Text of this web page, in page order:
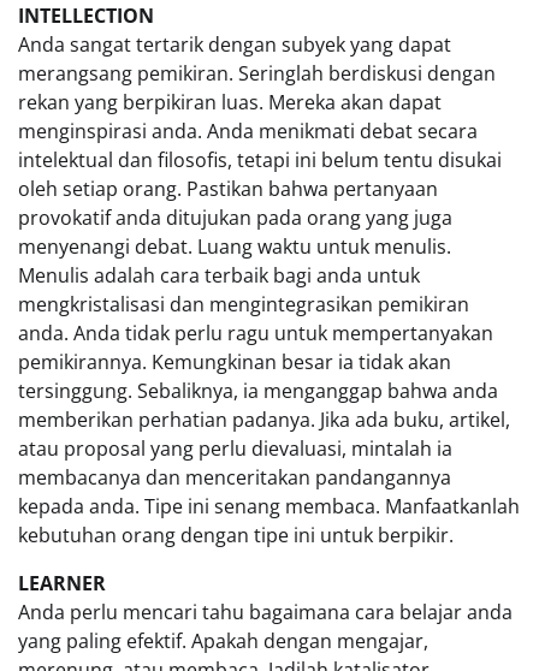
INTELLECTION
Anda sangat tertarik dengan subyek yang dapat
merangsang pemikiran. Seringlah berdiskusi dengan
rekan yang berpikiran luas. Mereka akan dapat
menginspirasi anda. Anda menikmati debat secara
intelektual dan filosofis, tetapi ini belum tentu disukai
oleh setiap orang. Pastikan bahwa pertanyaan
provokatif anda ditujukan pada orang yang juga
menyenangi debat. Luang waktu untuk menulis.
Menulis adalah cara terbaik bagi anda untuk
mengkristalisasi dan mengintegrasikan pemikiran
anda. Anda tidak perlu ragu untuk mempertanyakan
pemikirannya. Kemungkinan besar ia tidak akan
tersinggung. Sebaliknya, ia menganggap bahwa anda
memberikan perhatian padanya. Jika ada buku, artikel,
atau proposal yang perlu dievaluasi, mintalah ia
membacanya dan menceritakan pandangannya
kepada anda. Tipe ini senang membaca. Manfaatkanlah
kebutuhan orang dengan tipe ini untuk berpikir.
LEARNER
Anda perlu mencari tahu bagaimana cara belajar anda
yang paling efektif. Apakah dengan mengajar,